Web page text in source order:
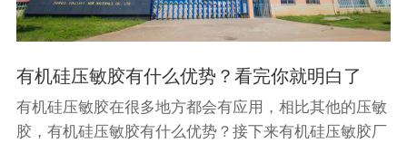
有机硅压敏胶有什么优势？看完你就明白了
有机硅压敏胶在很多地方都会有应用，相比其他的压敏
胶，有机硅压敏胶有什么优势？接下来有机硅压敏胶厂